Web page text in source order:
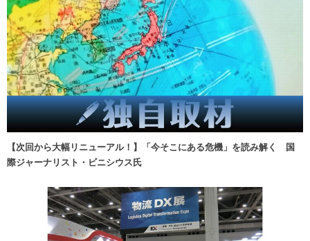
【次回から大幅リニューアル！】「今そこにある危機」を読み解く 国
際ジャーナリスト・ビニシウス氏